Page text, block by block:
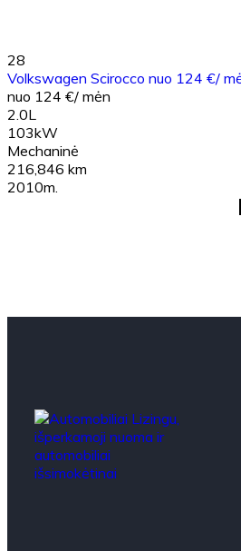
28
Volkswagen Scirocco nuo 124 €/
nuo 124 €/ mėn
2.0L
103kW
Mechaninė
216,846 km
2010m.